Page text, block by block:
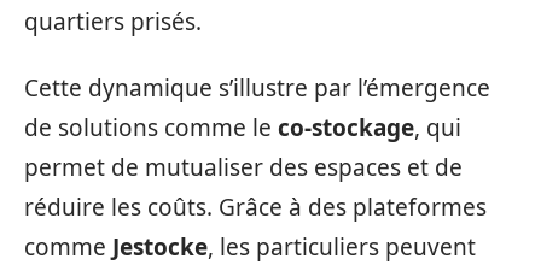
quartiers prisés.
Cette dynamique s’illustre par l’émergence
de solutions comme le co-stockage, qui
permet de mutualiser des espaces et de
réduire les coûts. Grâce à des plateformes
comme Jestocke, les particuliers peuvent